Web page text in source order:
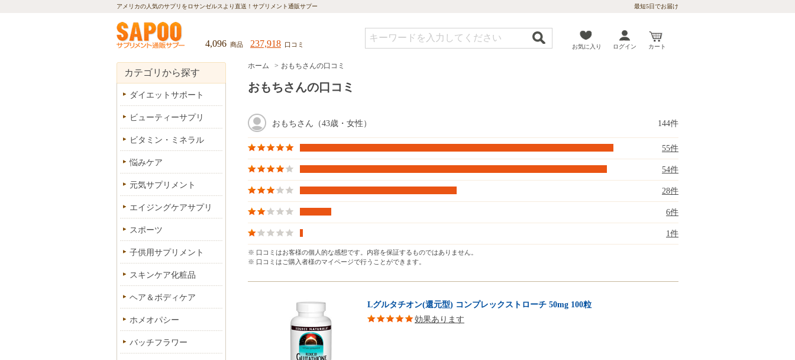
アメリカの人気のサプリをロサンゼルスより直送！ サプリメント通販サプー 最短5日でお届け
4,096 商品 237,918 口コミ お気に入り ログイン カート
ホーム おもちさんの口コミ
おもちさんの口コミ
おもちさん（43歳・女性） 144件
55件
54件
28件
6件
1件
※ 口コミはお客様の個人的な感想です。内容を保証するものではありません。
※ 口コミはご購入者様のマイページで行うことができます。
Lグルタチオン(還元型) コンプレックストローチ 50mg 100粒
効果あります
カテゴリから探す
ダイエットサポート
ビューティーサプリ
ビタミン・ミネラル
悩みケア
元気サプリメント
エイジングケアサプリ
スポーツ
子供用サプリメント
スキンケア化粧品
ヘア＆ボディケア
ホメオパシー
バッチフラワー